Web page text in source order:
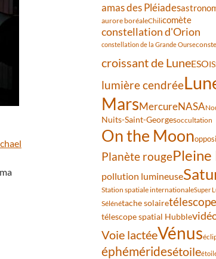
solaire
amas des Pléiades
aurore boréaleChilicomète
constellation d'Orion
constellation de la Grande Ourse
croissant de LuneESO
lumière cendrée
MarsMercureNASA
Nuits-Saint-Georgesoccultation
On the Moon
Planète rougePleine
pollution lumineuse
Station spatiale internationaleSuper
Sélénétache solairetélescope
télescope spatial Hubble
Voie lactéeVénus
éphéméridesétoile